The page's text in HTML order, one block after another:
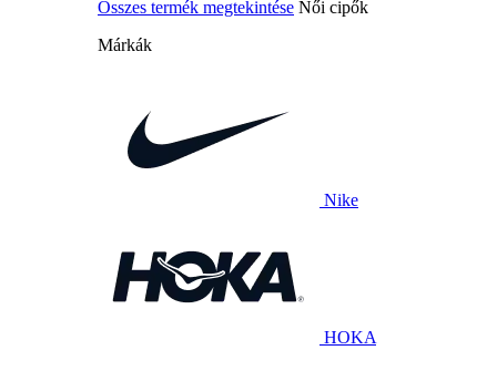
Összes termék megtekintése Női cipők
Márkák
Nike
HOKA